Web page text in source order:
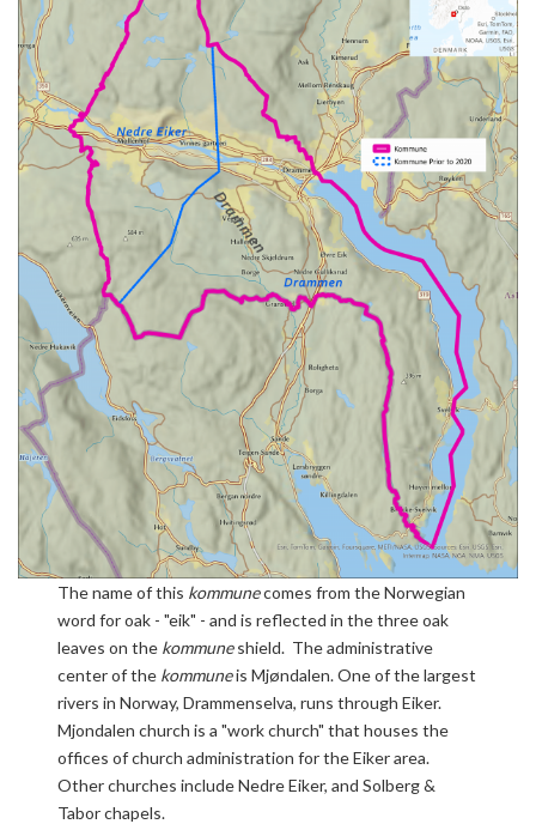
The name of this kommunecomes from the Norwegian
word for oak - "eik" - and is reflected in the three oak
leaves on the kommuneshield. The administrative
center of the kommuneis Mjøndalen. One of the largest
rivers in Norway, Drammenselva, runs through Eiker.
Mjondalen church is a "work church" that houses the
offices of church administration for the Eiker area.
Other churches include Nedre Eiker, and Solberg &
Tabor chapels.